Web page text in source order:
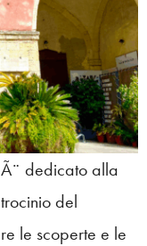
dedicato alla
del
le scoperte e le